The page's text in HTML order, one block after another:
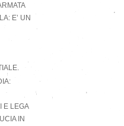
E’ UN
E LEGA
IN